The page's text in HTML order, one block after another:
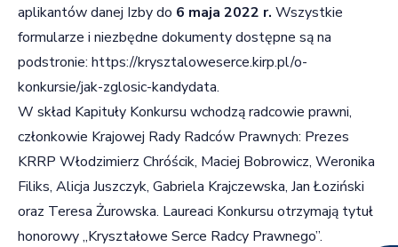
aplikantów danej Izby do 6 maja 2022 r. Wszystkie
formularze i niezbędne dokumenty dostępne są na
podstronie: https://krysztaloweserce.kirp.pl/o-
konkursie/jak-zglosic-kandydata.
W skład Kapituły Konkursu wchodzą radcowie prawni,
członkowie Krajowej Rady Radców Prawnych: Prezes
KRRP Włodzimierz Chróścik, Maciej Bobrowicz, Weronika
Filiks, Alicja Juszczyk, Gabriela Krajczewska, Jan Łoziński
oraz Teresa Żurowska. Laureaci Konkursu otrzymają tytuł
honorowy „Kryształowe Serce Radcy Prawnego”.